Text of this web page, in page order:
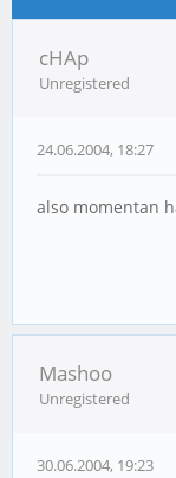
cHAp
Unregistered
24.06.2004, 18:27
also momentan
Mashoo
Unregistered
30.06.2004, 19:23